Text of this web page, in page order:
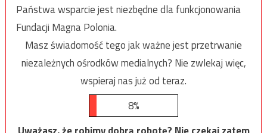
Państwa wsparcie jest niezbędne dla funkcjonowania
Fundacji Magna Polonia.
Masz świadomość tego jak ważne jest przetrwanie
niezależnych ośrodków medialnych? Nie zwlekaj więc,
wspieraj nas już od teraz.
8%